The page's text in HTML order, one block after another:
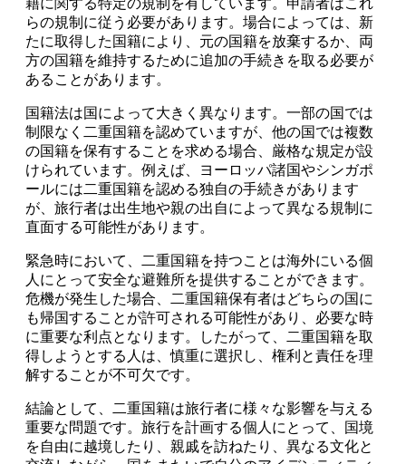
籍に関する特定の規制を有しています。申請者はこれ
らの規制に従う必要があります。場合によっては、新
たに取得した国籍により、元の国籍を放棄するか、両
方の国籍を維持するために追加の手続きを取る必要が
あることがあります。
国籍法は国によって大きく異なります。一部の国では
制限なく二重国籍を認めていますが、他の国では複数
の国籍を保有することを求める場合、厳格な規定が設
けられています。例えば、ヨーロッパ諸国やシンガポ
ールには二重国籍を認める独自の手続きがあります
が、旅行者は出生地や親の出自によって異なる規制に
直面する可能性があります。
緊急時において、二重国籍を持つことは海外にいる個
人にとって安全な避難所を提供することができます。
危機が発生した場合、二重国籍保有者はどちらの国に
も帰国することが許可される可能性があり、必要な時
に重要な利点となります。したがって、二重国籍を取
得しようとする人は、慎重に選択し、権利と責任を理
解することが不可欠です。
結論として、二重国籍は旅行者に様々な影響を与える
重要な問題です。旅行を計画する個人にとって、国境
を自由に越境したり、親戚を訪ねたり、異なる文化と